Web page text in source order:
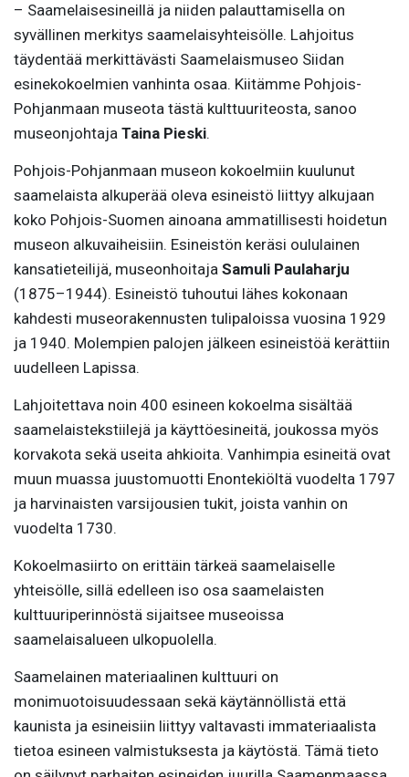
– Saamelaisesineillä ja niiden palauttamisella on
syvällinen merkitys saamelaisyhteisölle. Lahjoitus
täydentää merkittävästi Saamelaismuseo Siidan
esinekokoelmien vanhinta osaa. Kiitämme Pohjois-
Pohjanmaan museota tästä kulttuuriteosta, sanoo
museonjohtaja Taina Pieski.
Pohjois-Pohjanmaan museon kokoelmiin kuulunut
saamelaista alkuperää oleva esineistö liittyy alkujaan
koko Pohjois-Suomen ainoana ammatillisesti hoidetun
museon alkuvaiheisiin. Esineistön keräsi oululainen
kansatieteilijä, museonhoitaja Samuli Paulaharju
(1875–1944). Esineistö tuhoutui lähes kokonaan
kahdesti museorakennusten tulipaloissa vuosina 1929
ja 1940. Molempien palojen jälkeen esineistöä kerättiin
uudelleen Lapissa.
Lahjoitettava noin 400 esineen kokoelma sisältää
saamelaistekstiilejä ja käyttöesineitä, joukossa myös
korvakota sekä useita ahkioita. Vanhimpia esineitä ovat
muun muassa juustomuotti Enontekiöltä vuodelta 1797
ja harvinaisten varsijousien tukit, joista vanhin on
vuodelta 1730.
Kokoelmasiirto on erittäin tärkeä saamelaiselle
yhteisölle, sillä edelleen iso osa saamelaisten
kulttuuriperinnöstä sijaitsee museoissa
saamelaisalueen ulkopuolella.
Saamelainen materiaalinen kulttuuri on
monimuotoisuudessaan sekä käytännöllistä että
kaunista ja esineisiin liittyy valtavasti immateriaalista
tietoa esineen valmistuksesta ja käytöstä. Tämä tieto